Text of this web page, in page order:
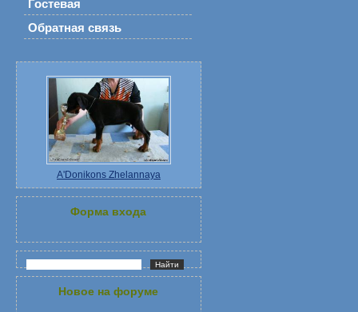
Гостевая
Обратная связь
A'Donikons Zhelannaya
Форма входа
Новое на форуме